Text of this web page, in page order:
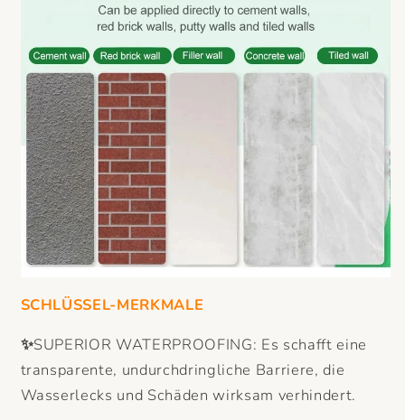
SCHLÜSSEL-MERKMALE
✨SUPERIOR WATERPROOFING: Es schafft eine
transparente, undurchdringliche Barriere, die
Wasserlecks und Schäden wirksam verhindert.